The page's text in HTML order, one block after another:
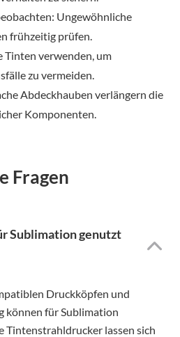
Ungewöhnliche
frühzeitig prüfen.
verwenden, um
zu vermeiden.
Abdeckhauben verlängern die
Komponenten.
Fragen
Sublimation genutzt
Druckköpfen und
können für Sublimation
Tintenstrahldrucker lassen sich